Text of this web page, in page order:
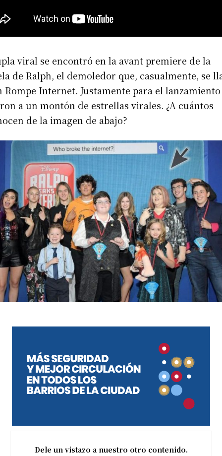
viral se encontró en la avant premiere de la
de Ralph, el demoledor que, casualmente, se
Rompe Internet. Justamente para el lanzamiento
a un montón de estrellas virales. ¿A cuántos
de la imagen de abajo?
Dele un vistazo a nuestro otro contenido.